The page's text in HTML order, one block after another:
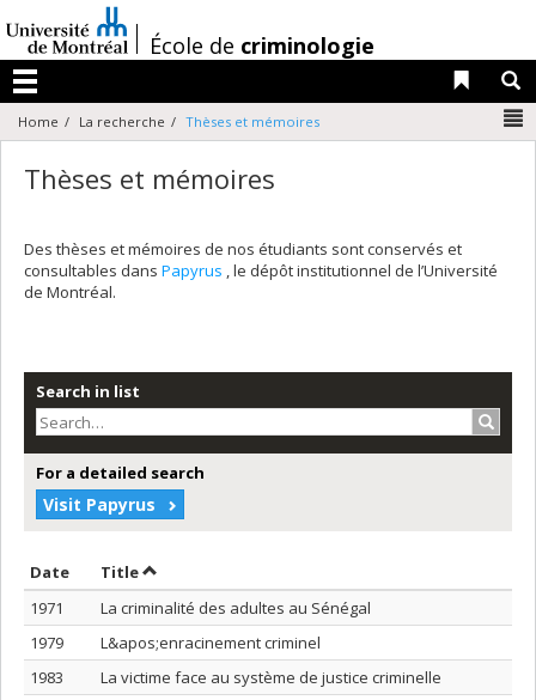
au
contenu
/École de criminologie
Menu
Liens
Home La recherche Thèses et mémoires
Thèses et mémoires
Des thèses et mémoires de nos étudiants sont conservés et
consultables dans Papyrus , le dépôt institutionnel de l’Université
de Montréal.
Search in list
For a detailed search
Visit Papyrus
Date Sort by date in descending order
TitleSort by title in descending order
1971
La criminalité des adultes au Sénégal
1979
L&apos;enracinement criminel
1983
La victime face au système de justice criminelle